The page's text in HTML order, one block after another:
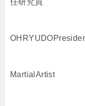
任研究員
MartialArtist